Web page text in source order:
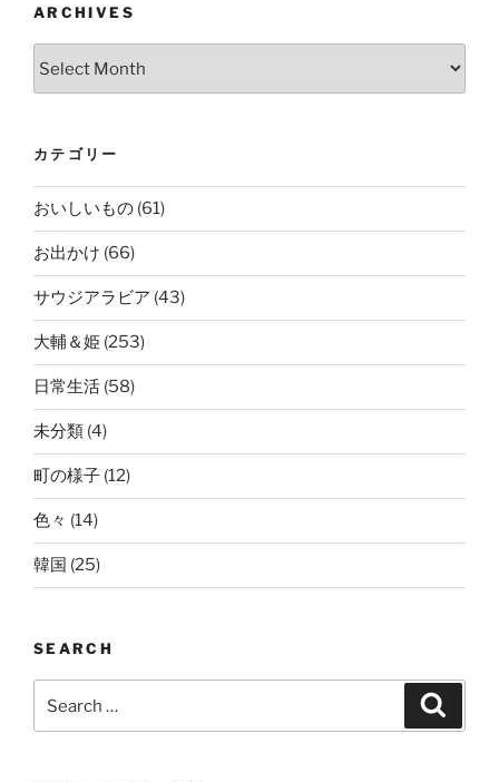
ARCHIVES
カテゴリー
おいしいもの (61)
お出かけ (66)
サウジアラビア (43)
大輔＆姫 (253)
日常生活 (58)
未分類 (4)
町の様子 (12)
色々 (14)
韓国 (25)
SEARCH
for: